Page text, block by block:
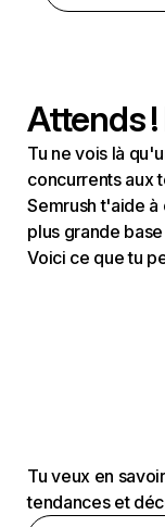
Attends
Tu ne vois là
concurrents aux
Semrush t'aide
plus grande
Voici ce que tu
Tu veux en
tendances et